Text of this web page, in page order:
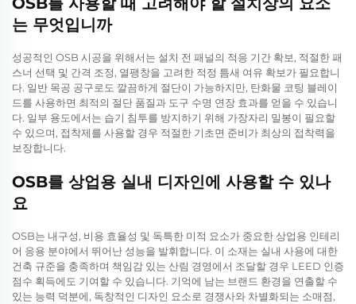
는 무엇입니까
성공적인 OSB 시공을 위해서는 설치 전 패널의 적응 기간 확보, 적절한 패
스너 선택 및 간격 조정, 열팽창을 고려한 적정 틈새 여유 확보가 필요합니
다. 일반 목공 공구로도 깔끔하게 절단이 가능하지만, 탄화물 코팅 블레이
드를 사용하면 최적의 절단 품질과 도구 수명 연장 효과를 얻을 수 있습니
다. 일부 용도에서는 습기 침투를 방지하기 위해 가장자리 밀봉이 필요할
수 있으며, 접착제를 사용할 경우 적절한 기초면 준비가 최상의 접착력을
보장합니다.
OSB를 상업용 실내 디자인에 사용할 수 있나
요
OSB는 내구성, 비용 효율성 및 독특한 미적 요소가 중요한 상업용 인테리
어 응용 분야에서 뛰어난 성능을 발휘합니다. 이 소재는 실내 사용에 대한
건축 규준을 충족하며 책임감 있는 산림 경영에서 조달할 경우 LEED 인증
점수 획득에도 기여할 수 있습니다. 기억에 남는 브랜드 환경을 연출할 수
있는 능력 덕분에, 독창적인 디자인 요소로 경쟁사와 차별화되는 소매점,